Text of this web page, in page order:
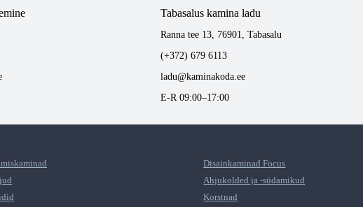
Tabasalus kamina ladu
Ranna tee 13, 76901, Tabasalu
(+372) 679 6113
ladu@kaminakoda.ee
E-R 09:00–17:00
Disainkaminad Focus
Ahjukolded ja -südamikud
Korstnad